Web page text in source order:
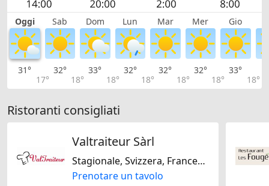
Oggi Sab Dom Lun Mar Mer Gio
31°
17°
32°
18°
33°
18°
32°
18°
32°
18°
32°
18°
33°
18°
Ristoranti consigliati
Valtraiteur Sàrl
Stagionale, Svizzera, Francese, Regionale
Prenotare un tavolo